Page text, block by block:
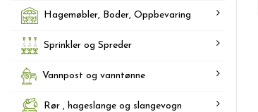
Hagemøbler, Boder, Oppbevaring
Sprinkler og Spreder
Vannpost og vanntønne
Rør , hageslange og slangevogn